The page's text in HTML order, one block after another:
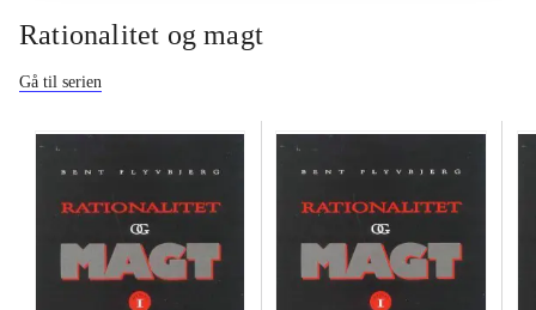
Rationalitet og magt
Gå til serien